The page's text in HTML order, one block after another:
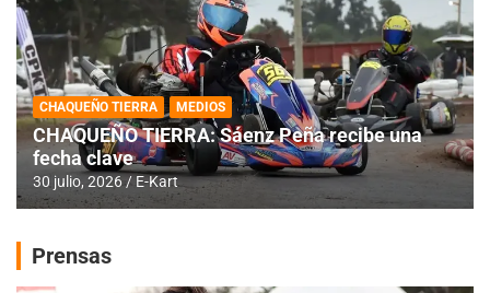
CHAQUEÑO TIERRA MEDIOS
CHAQUEÑO TIERRA: Sáenz Peña recibe una
fecha clave
30 julio, 2026 E-Kart
Prensas